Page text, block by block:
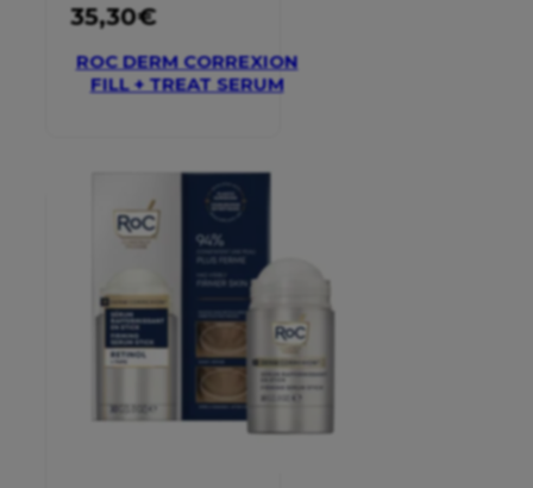
35,30€
ROC DERM CORREXION
FILL + TREAT SERUM